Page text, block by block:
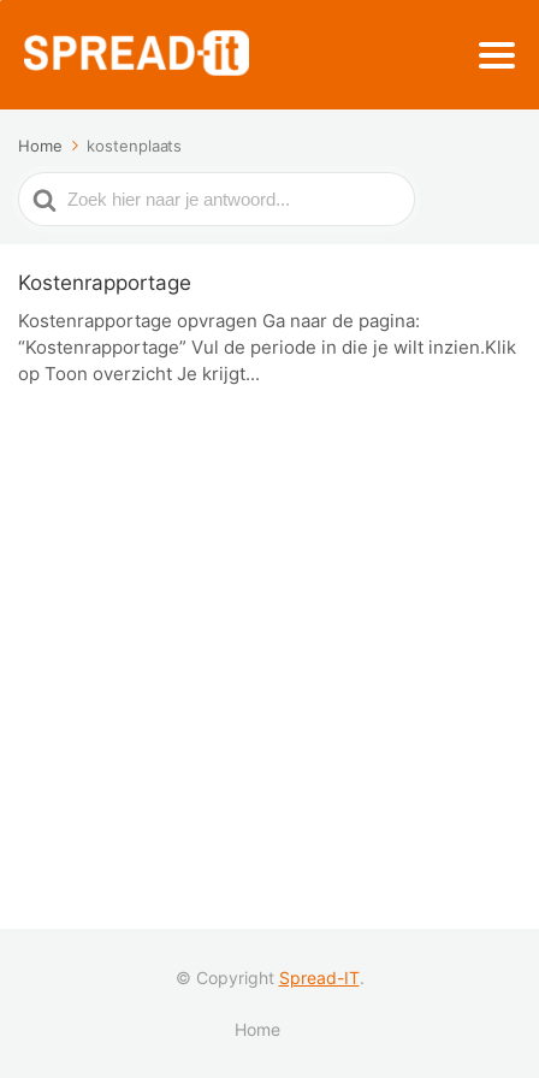
Home kostenplaats
Zoek
naar
Kostenrapportage
Kostenrapportage opvragen Ga naar de pagina:
“Kostenrapportage” Vul de periode in die je wilt inzien.Klik
op Toon overzicht Je krijgt...
© Copyright Spread-IT.
Home